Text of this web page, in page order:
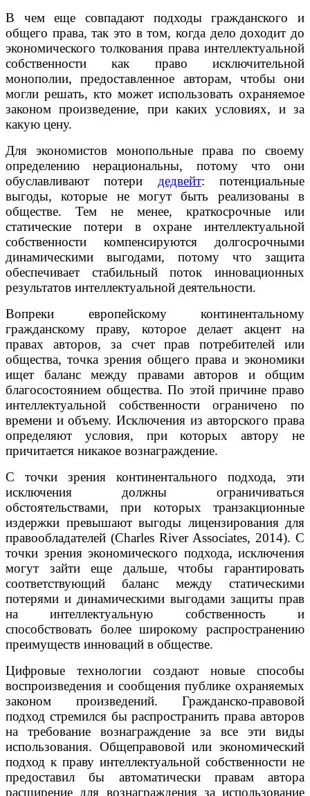
В чем еще совпадают подходы гражданского и
общего права, так это в том, когда дело доходит до
экономического толкования права интеллектуальной
собственности как право исключительной
монополии, предоставленное авторам, чтобы они
могли решать, кто может использовать охраняемое
законом произведение, при каких условиях, и за
какую цену.
Для экономистов монопольные права по своему
определению нерациональны, потому что они
обуславливают потери дедвейт: потенциальные
выгоды, которые не могут быть реализованы в
обществе. Тем не менее, краткосрочные или
статические потери в охране интеллектуальной
собственности компенсируются долгосрочными
динамическими выгодами, потому что защита
обеспечивает стабильный поток инновационных
результатов интеллектуальной деятельности.
Вопреки европейскому континентальному
гражданскому праву, которое делает акцент на
правах авторов, за счет прав потребителей или
общества, точка зрения общего права и экономики
ищет баланс между правами авторов и общим
благосостоянием общества. По этой причине право
интеллектуальной собственности ограничено по
времени и объему. Исключения из авторского права
определяют условия, при которых автору не
причитается никакое вознаграждение.
С точки зрения континентального подхода, эти
исключения должны ограничиваться
обстоятельствами, при которых транзакционные
издержки превышают выгоды лицензирования для
правообладателей (Charles River Associates, 2014). С
точки зрения экономического подхода, исключения
могут зайти еще дальше, чтобы гарантировать
соответствующий баланс между статическими
потерями и динамическими выгодами защиты прав
на интеллектуальную собственность и
способствовать более широкому распространению
преимуществ инноваций в обществе.
Цифровые технологии создают новые способы
воспроизведения и сообщения публике охраняемых
законом произведений. Гражданско-правовой
подход стремился бы распространить права авторов
на требование вознаграждение за все эти виды
использования. Общеправовой или экономический
подход к праву интеллектуальной собственности не
предоставил бы автоматически правам автора
расширение для вознаграждения за использование